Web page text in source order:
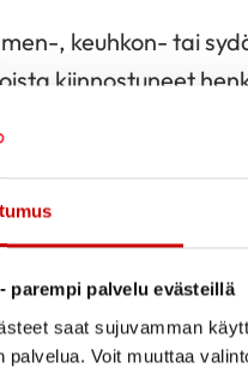
parempi palvelu evästeillä
saat sujuvamman
palvelua. Voit muuttaa
, keuhkon- tai
kiinnostuneet
kertaa vuodessa
lisätietoa